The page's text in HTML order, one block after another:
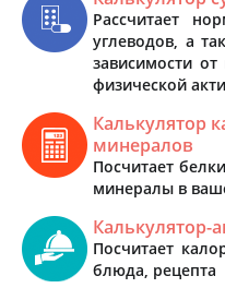
Рассчитает
углеводов, а
зависимости
физической
Калькулятор
минералов
Посчитает
минералы в
Калькулятор-
Посчитает
блюда, рецепта